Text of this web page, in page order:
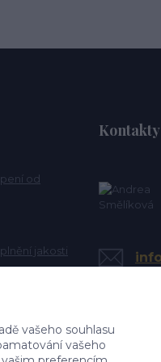
od
jakosti
Kontakty
vašeho souhlasu
vašeho